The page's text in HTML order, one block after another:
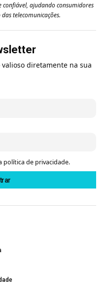
confiável, ajudando consumidores
telecomunicações.
diretamente na sua
política de privacidade.